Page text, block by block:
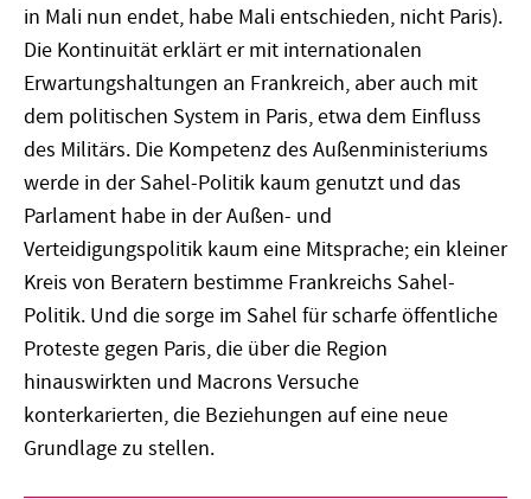
in Mali nun endet, habe Mali entschieden, nicht Paris).
Die Kontinuität erklärt er mit internationalen
Erwartungshaltungen an Frankreich, aber auch mit
dem politischen System in Paris, etwa dem Einfluss
des Militärs. Die Kompetenz des Außenministeriums
werde in der Sahel-Politik kaum genutzt und das
Parlament habe in der Außen- und
Verteidigungspolitik kaum eine Mitsprache; ein kleiner
Kreis von Beratern bestimme Frankreichs Sahel-
Politik. Und die sorge im Sahel für scharfe öffentliche
Proteste gegen Paris, die über die Region
hinauswirkten und Macrons Versuche
konterkarierten, die Beziehungen auf eine neue
Grundlage zu stellen.